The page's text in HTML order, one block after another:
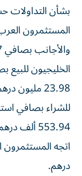
بشأن
23.98
درهم.